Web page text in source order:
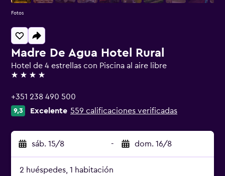
Madre De Agua Hotel Rural
Hotel de 4 estrellas con Piscina al aire libre
4 estrellas
+351 238 490 500
9,3 Excelente 559 calificaciones verificadas
sáb. 15/8 - dom. 16/8
2 huéspedes, 1 habitación
Fotos